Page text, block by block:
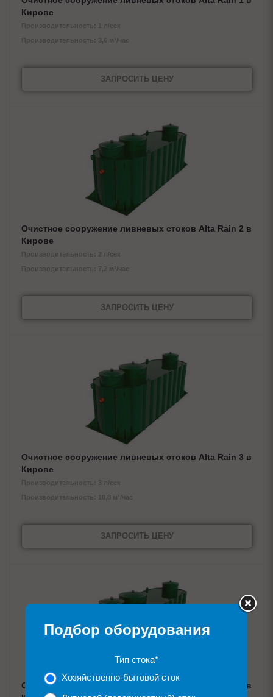
Кирове
Производительность: 1 л/сек
Производительность: 3,6 м³/час
ЗАПРОСИТЬ ЦЕНУ
Очистное сооружение ливневых стоков Alta Rain 2 в
Кирове
Производительность: 2 л/сек
Производительность: 7,2 м³/час
ЗАПРОСИТЬ ЦЕНУ
Очистное сооружение ливневых стоков Alta Rain 3 в
Кирове
Производительность: 3 л/сек
Производительность: 10,8 м³/час
ЗАПРОСИТЬ ЦЕНУ
Очистное сооружение ливневых стоков Alta Rain 4 в
Подбор оборудования
Тип стока*
Хозяйственно-бытовой сток